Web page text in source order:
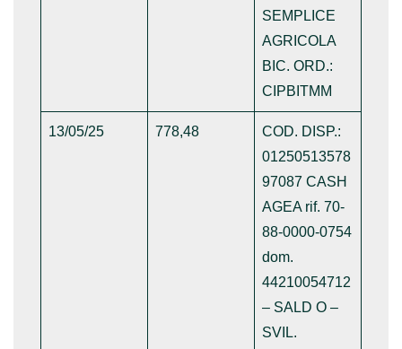
SEMPLICE
AGRICOLA
BIC. ORD.:
CIPBITMM
13/05/25 778,48
COD. DISP.:
01250513578
97087 CASH
AGEA rif. 70-
88-0000-0754
dom.
44210054712
– SALD O –
SVIL.